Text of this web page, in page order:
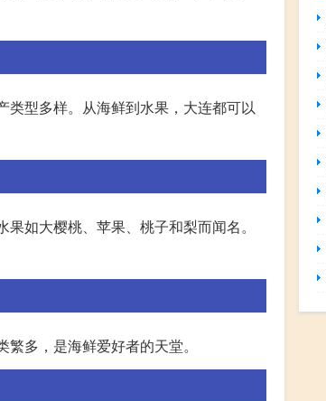
类型多样。从海鲜到水果，大连都可以
如大樱桃、苹果、桃子和梨而闻名。
多，是海鲜爱好者的天堂。